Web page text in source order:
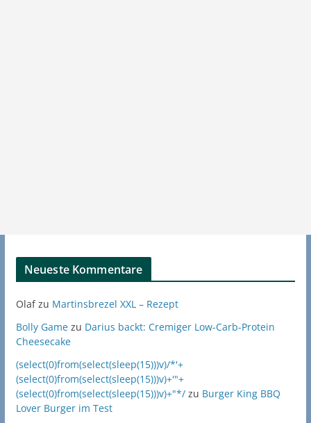
Neueste Kommentare
Olafzu Martinsbrezel XXL – Rezept
Bolly Gamezu Darius backt: Cremiger Low-Carb-Protein
Cheesecake
(select(0)from(select(sleep(15)))v)/*'+
(select(0)from(select(sleep(15)))v)+'"+
(select(0)from(select(sleep(15)))v)+"*/zu Burger King BBQ
Lover Burger im Test